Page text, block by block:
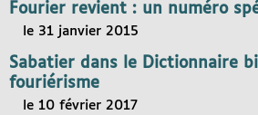
Fourier revient : un numéro
le 31 janvier 2015
Sabatier dans le Dictionnaire
fouriérisme
le 10 février 2017